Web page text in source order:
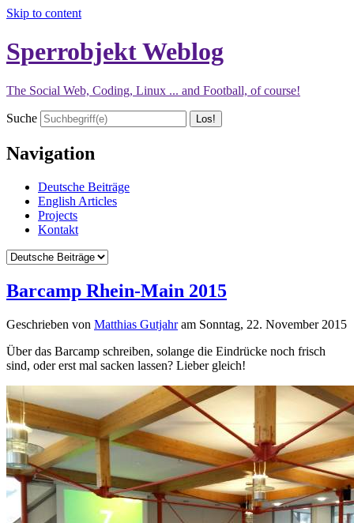
Skip to content
Sperrobjekt Weblog
The Social Web, Coding, Linux ... and Football, of course!
Suche
Navigation
Deutsche Beiträge
English Articles
Projects
Kontakt
Barcamp Rhein-Main 2015
Geschrieben von Matthias Gutjahram Sonntag, 22. November 2015
Über das Barcamp schreiben, solange die Eindrücke noch frisch
sind, oder erst mal sacken lassen? Lieber gleich!